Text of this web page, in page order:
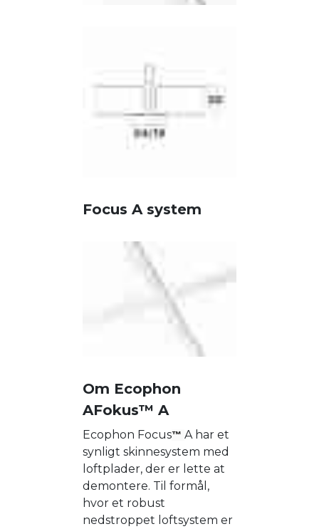
Focus A system
Om Ecophon
AFokus™ A
Ecophon Focus™ A har et
synligt skinnesystem med
loftplader, der er lette at
demontere. Til formål,
hvor et robust
nedstroppet loftsystem er